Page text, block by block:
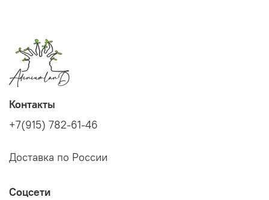
Контакты
+7(915) 782-61-46
Доставка по России
Соцсети